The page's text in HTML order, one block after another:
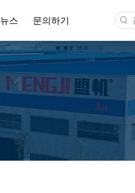
뉴스 문의하기